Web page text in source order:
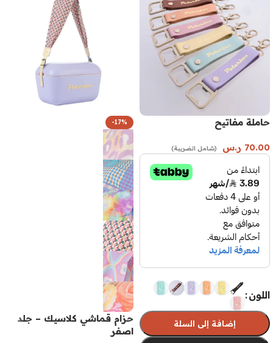
حاملة مفاتيح
70.00 ر.س (شامل الضريبة)
اللون
إضافة إلى السلة
-17%
حزام قماشي كلاسيك – جلد
اصفر